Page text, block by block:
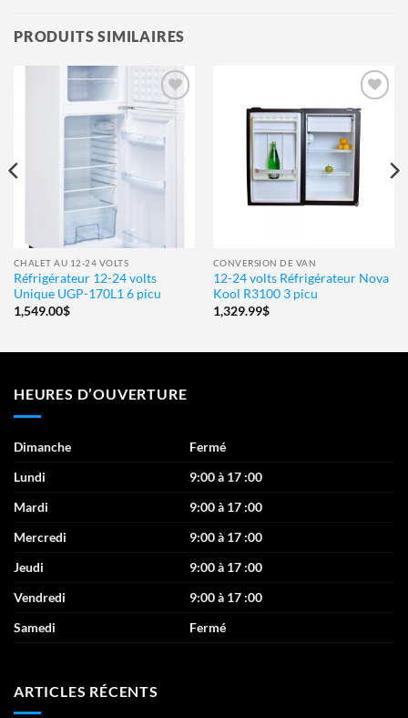
PRODUITS SIMILAIRES
Ajouter
wishlist
CHALET AU 12-24 VOLTS
Réfrigérateur 12-24 volts
Unique UGP-170L1 6 picu
1,549.00$
Ajouter
à la
wishlist
CONVERSION DE VAN
12-24 volts Réfrigérateur Nova
Kool R3100 3 picu
1,329.99$
HEURES D’OUVERTURE
Dimanche
Fermé
Lundi
9:00 à 17 :00
Mardi
9:00 à 17 :00
Mercredi
9:00 à 17 :00
Jeudi
9:00 à 17 :00
Vendredi
9:00 à 17 :00
Samedi
Fermé
ARTICLES RÉCENTS